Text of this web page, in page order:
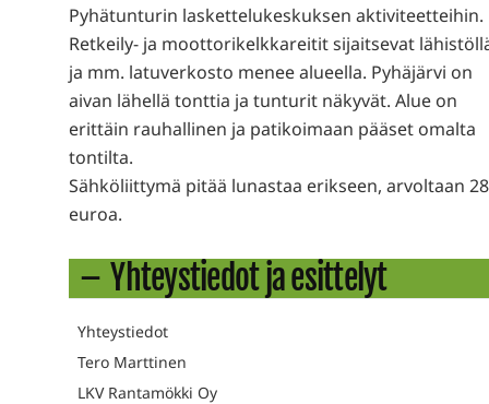
Pyhätunturin laskettelukeskuksen aktiviteetteihin.
Retkeily- ja moottorikelkkareitit sijaitsevat
ja mm. latuverkosto menee alueella. Pyhäjärvi on
aivan lähellä tonttia ja tunturit näkyvät. Alue on
erittäin rauhallinen ja patikoimaan pääset omalta
tontilta.
Sähköliittymä pitää lunastaa erikseen, arvoltaan
euroa.
Yhteystiedot ja esittelyt
Yhteystiedot
Tero Marttinen
LKV Rantamökki Oy